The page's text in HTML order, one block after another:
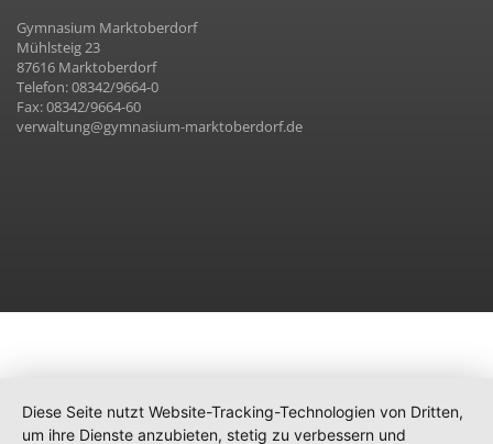
Gymnasium Marktoberdorf
Mühlsteig 23
87616 Marktoberdorf
Telefon: 08342/9664-0
Fax: 08342/9664-60
verwaltung@gymnasium-marktoberdorf.de
Diese Seite nutzt Website-Tracking-Technologien von Dritten,
um ihre Dienste anzubieten, stetig zu verbessern und